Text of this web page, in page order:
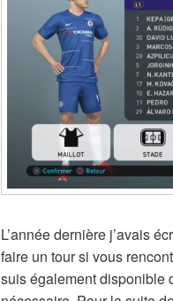
L’année dernière j’avais
faire un tour si vous
suis également disponible